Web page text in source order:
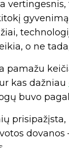
o ne
pamažu
kas dažniau
buvo